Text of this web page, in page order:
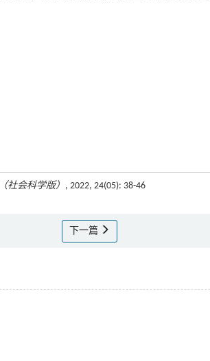
社会科学版） , 2022, 24(05): 38-46
下一篇